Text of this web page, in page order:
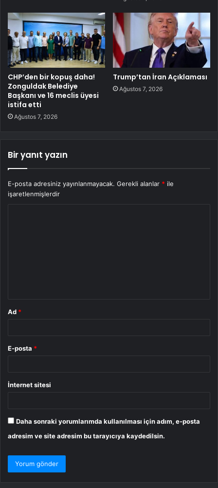
CHP’den bir kopuş daha!
Zonguldak Belediye
Başkanı ve 16 meclis üyesi
istifa etti
Ağustos 7, 2026
Trump’tan İran Açıklaması
Ağustos 7, 2026
Bir yanıt yazın
E-posta adresiniz yayınlanmayacak. Gerekli alanlar * ile
işaretlenmişlerdir
Ad *
E-posta *
İnternet sitesi
Daha sonraki yorumlarımda kullanılması için adım, e-posta
adresim ve site adresim bu tarayıcıya kaydedilsin.